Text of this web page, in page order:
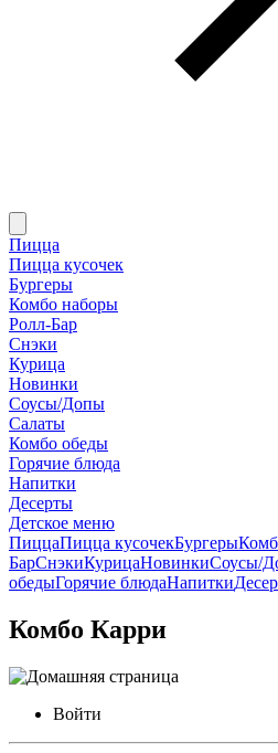
Пицца
Пицца кусочек
Бургеры
Комбо наборы
Ролл-Бар
Снэки
Курица
Новинки
Соусы/Допы
Салаты
Комбо обеды
Горячие блюда
Напитки
Десерты
Детское меню
ПиццаПицца кусочекБургеры
БарСнэкиКурицаНовинкиСоусы/
обедыГорячие блюдаНапитки
Комбо Карри
Войти